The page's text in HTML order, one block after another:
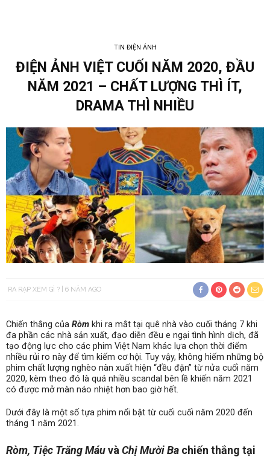
TIN ĐIỆN ẢNH
ĐIỆN ẢNH VIỆT CUỐI NĂM 2020, ĐẦU
NĂM 2021 – CHẤT LƯỢNG THÌ ÍT,
DRAMA THÌ NHIỀU
RA RẠP XEM GÌ ? 6 NĂM AGO
Chiến thắng của Ròm khi ra mắt tại quê nhà vào cuối tháng 7 khi
đa phần các nhà sản xuất, đạo diễn đều e ngại tình hình dịch, đã
tạo động lực cho các phim Việt Nam khác lựa chọn thời điểm
nhiều rủi ro này để tìm kiếm cơ hội. Tuy vậy, không hiếm những bộ
phim chất lượng nghèo nàn xuất hiện “đều đặn” từ nửa cuối năm
2020, kèm theo đó là quá nhiều scandal bên lề khiến năm 2021
có được mở màn náo nhiệt hơn bao giờ hết.
Dưới đây là một số tựa phim nổi bật từ cuối cuối năm 2020 đến
tháng 1 năm 2021.
Ròm, Tiệc Trăng Máuvà Chị Mười Ba chiến thắng tại